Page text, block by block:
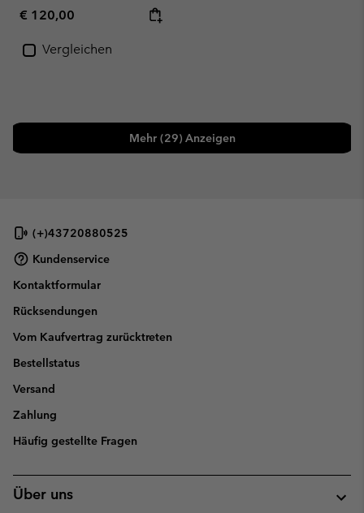
Regular price:
€ 120,00
Vergleichen
Mehr (29) Anzeigen
(+)43720880525
Kundenservice
Kontaktformular
Rücksendungen
Vom Kaufvertrag zurücktreten
Bestellstatus
Versand
Zahlung
Häufig gestellte Fragen
Über uns